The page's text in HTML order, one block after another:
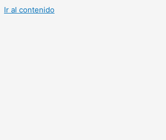
Ir al contenido